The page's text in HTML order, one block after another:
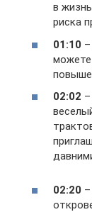
в
риска
01:10
можете
02:02
02:20